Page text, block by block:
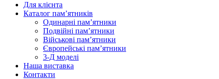
Для клієнта
Каталог пам’ятників
Одинарні пам’ятники
Подвійні пам’ятники
Військові пам’ятники
Європейські пам’ятники
3-Д моделі
Наша виставка
Контакти